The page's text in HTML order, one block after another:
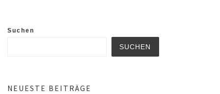
Suchen
SUCHEN
NEUESTE BEITRÄGE